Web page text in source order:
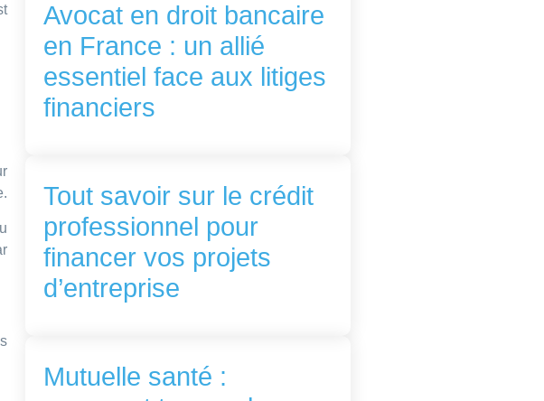
Avocat en droit bancaire
en France : un allié
essentiel face aux litiges
financiers
Tout savoir sur le crédit
professionnel pour
financer vos projets
d’entreprise
Mutuelle santé :